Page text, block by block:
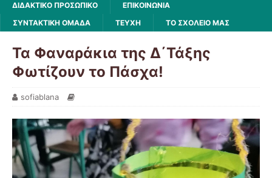
ΔΙΔΑΚΤΙΚΟ ΠΡΟΣΩΠΙΚΟ
ΕΠΙΚΟΙΝΩΝΙΑ
ΣΥΝΤΑΚΤΙΚΗ ΟΜΑΔΑ
ΤΕΥΧΗ ΤΟ ΣΧΟΛΕΙΟ ΜΑΣ
Τα Φαναράκια της Δ΄Τάξης
Φωτίζουν το Πάσχα!
sofiablana